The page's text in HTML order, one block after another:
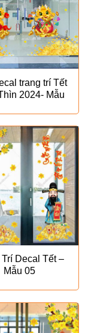
trang trí Tết
2024- Mẫu
Trí Decal Tết –
Mẫu 05